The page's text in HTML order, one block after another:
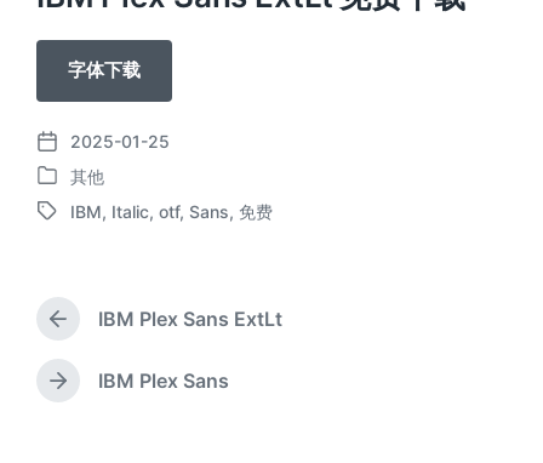
字体下载
发
布
日
2025-01-25
发
布
其他
标
IBM, Italic, otf, Sans, 免费
上
篇
文
章
IBM Plex Sans ExtLt
下
IBM Plex Sans